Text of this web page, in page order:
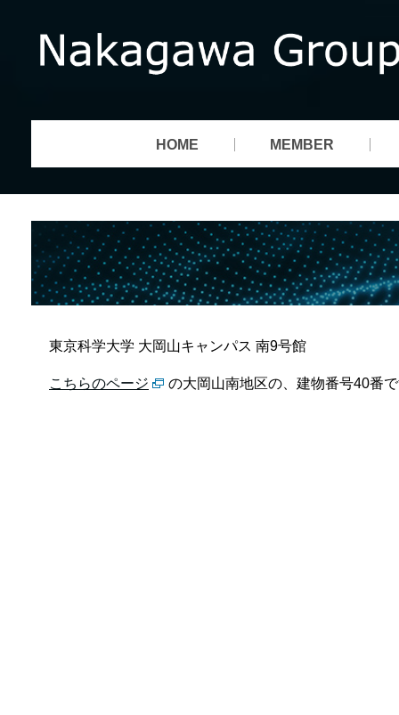
HOME MEMBER
東京科学大学 大岡山キャンパス 南9号館
こちらのページ の大岡山南地区の、建物番号40番